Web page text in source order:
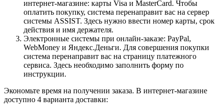
интернет-магазине: карты Visa и MasterCard. Чтобы
оплатить покупку, система перенаправит вас на сервер
системы ASSIST. Здесь нужно ввести номер карты, срок
действия и имя держателя.
Электронные системы при онлайн-заказе: PayPal,
WebMoney и Яндекс.Деньги. Для совершения покупки
система перенаправит вас на страницу платежного
сервиса. Здесь необходимо заполнить форму по
инструкции.
Экономьте время на получении заказа. В интернет-магазине
доступно 4 варианта доставки: